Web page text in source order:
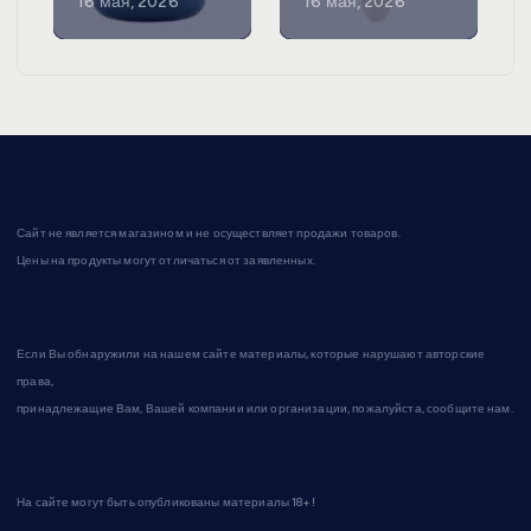
Сайт не является магазином и не осуществляет продажи товаров.
Цены на продукты могут отличаться от заявленных.
Если Вы обнаружили на нашем сайте материалы, которые нарушают авторские
права,
принадлежащие Вам, Вашей компании или организации, пожалуйста, сообщите нам.
На сайте могут быть опубликованы материалы 18+!